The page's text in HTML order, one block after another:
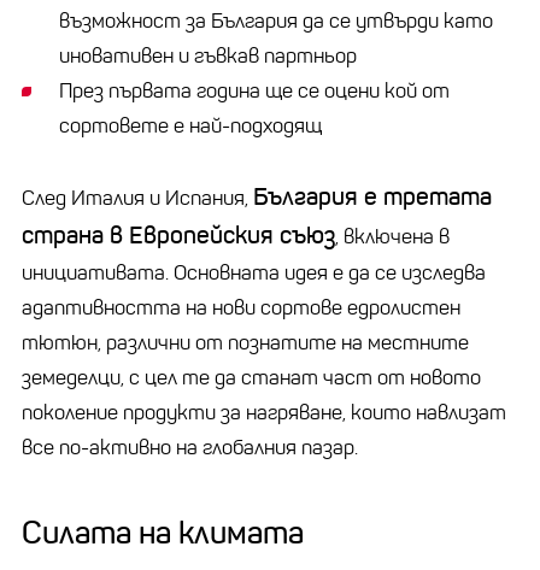
възможност за България да се утвърди като
иновативен и гъвкав партньор
През първата година ще се оцени кой от
сортовете е най-подходящ
След Италия и Испания, България е третата
страна в Европейския съюз, включена в
инициативата. Основната идея е да се изследва
адаптивността на нови сортове едролистен
тютюн, различни от познатите на местните
земеделци, с цел те да станат част от новото
поколение продукти за нагряване, които навлизат
все по-активно на глобалния пазар.
Силата на климата